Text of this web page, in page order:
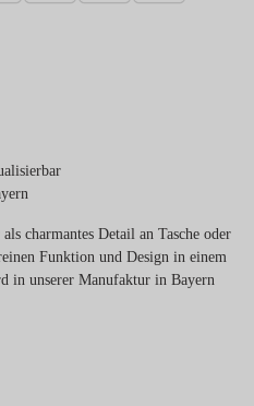
charmantes Detail an Tasche oder
Funktion und Design in einem
in unserer Manufaktur in Bayern